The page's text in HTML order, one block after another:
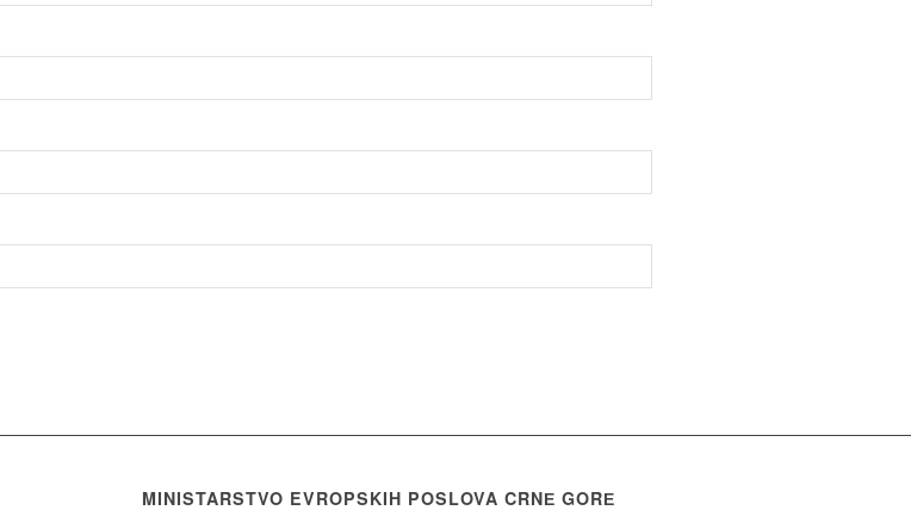
MINISTARSTVO EVROPSKIH POSLOVA CRNЕ GORЕ